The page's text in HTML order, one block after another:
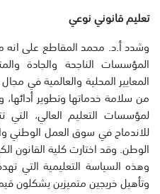
تعليم قانوني نوعي
وشدد أ.د. محمد المقاطع على انه
المؤسسات الناجحة والجادة
المعايير المحلية والعالمية في
من سلامة خدماتها وتطوير أدائها،
لمؤسسات التعليم العالي، التي
للاندماج في سوق العمل الوطني
الوطن. وقد اختارت كلية القانون
وهذه السياسة التعليمية التي
وتأهيل خريجين متميزين يشكلون